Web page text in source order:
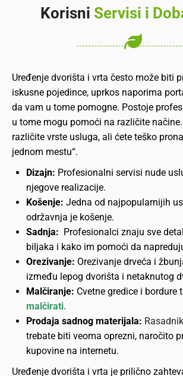
Korisni Servisi i
Uređenje dvorišta i vrta često može biti
iskusne pojedince, uprkos naporima
da vam u tome pomogne. Postoje
u tome mogu pomoći na različite
različite vrste usluga, ali ćete teško
jednom mestu“.
Dizajn: Profesionalni servisi nude
njegove realizacije.
Košenje: Jedna od najpopularnijih
održavnja je košenje.
Sadnja: Profesionalci znaju sve
biljaka i kako im pomoći da
Orezivanje: Orezivanje drveća i
između lepog dvorišta i netaknutog
Malčiranje: Cvetne gredice i bordure
malčirati.
Prodaja sadnog materijala:
trebate biti veoma oprezni, naročito
kupovine na internetu.
Uređenje dvorišta i vrta je prilično